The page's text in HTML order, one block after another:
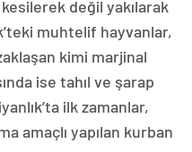
değil yakılarak
muhtelif hayvanlar,
kimi marjinal
ise tahıl ve şarap
ilk zamanlar,
amaçlı yapılan kurban